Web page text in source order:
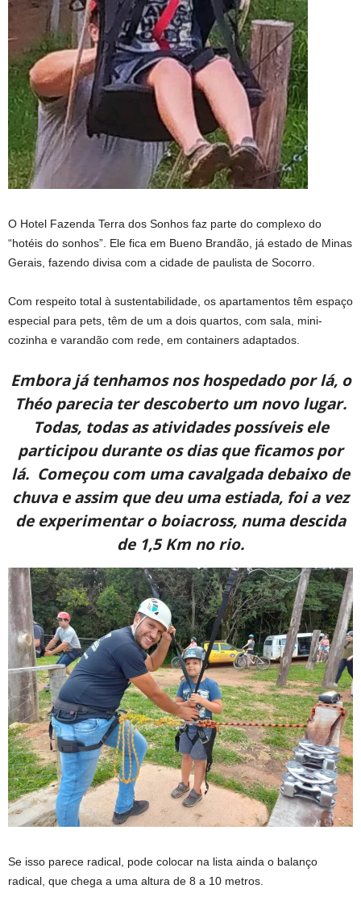
O Hotel Fazenda Terra dos Sonhos faz parte do complexo do
“hotéis do sonhos”. Ele fica em Bueno Brandão, já estado de Minas
Gerais, fazendo divisa com a cidade de paulista de Socorro.
Com respeito total à sustentabilidade, os apartamentos têm espaço
especial para pets, têm de um a dois quartos, com sala, mini-
cozinha e varandão com rede, em containers adaptados.
Embora já tenhamos nos hospedado por lá, o
Théo parecia ter descoberto um novo lugar.
Todas, todas as atividades possíveis ele
participou durante os dias que ficamos por
lá. Começou com uma cavalgada debaixo de
chuva e assim que deu uma estiada, foi a vez
de experimentar o boiacross, numa descida
de 1,5 Km no rio.
Se isso parece radical, pode colocar na lista ainda o balanço
radical, que chega a uma altura de 8 a 10 metros.